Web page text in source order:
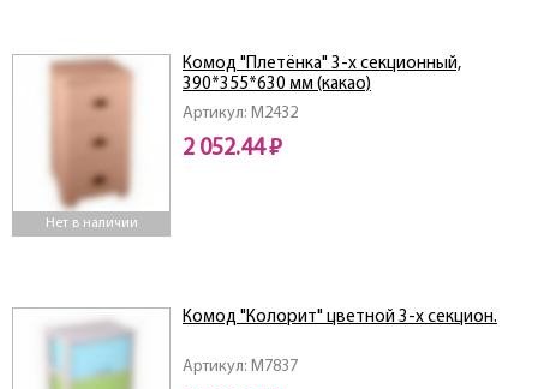
Нет в наличии
Артикул: M2432
Комод "Плетёнка" 3-х секционный,
390*355*630 мм (какао)
2 052.44 ₽
Артикул: M7837
Комод "Колорит" цветной 3-х секцион.